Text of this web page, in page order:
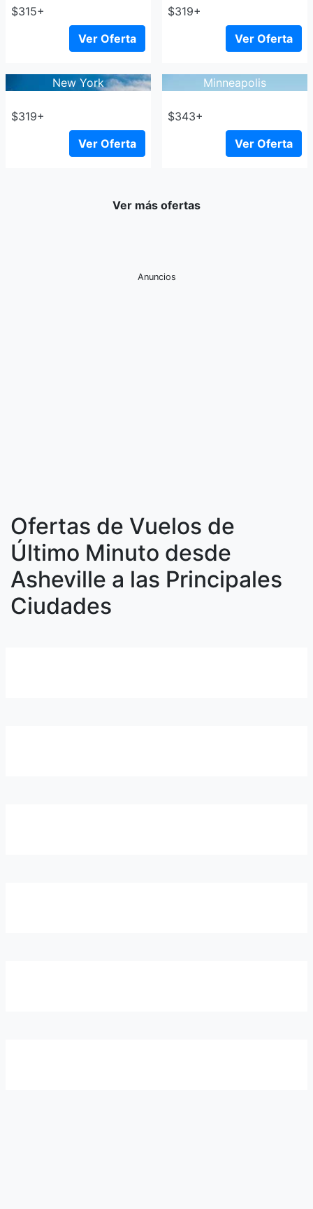
$315+
Ver Oferta
$319+
Ver Oferta
New York
$319+
Ver Oferta
Minneapolis
$343+
Ver Oferta
Ver más ofertas
Anuncios
Ofertas de Vuelos de
Último Minuto desde
Asheville a las Principales
Ciudades